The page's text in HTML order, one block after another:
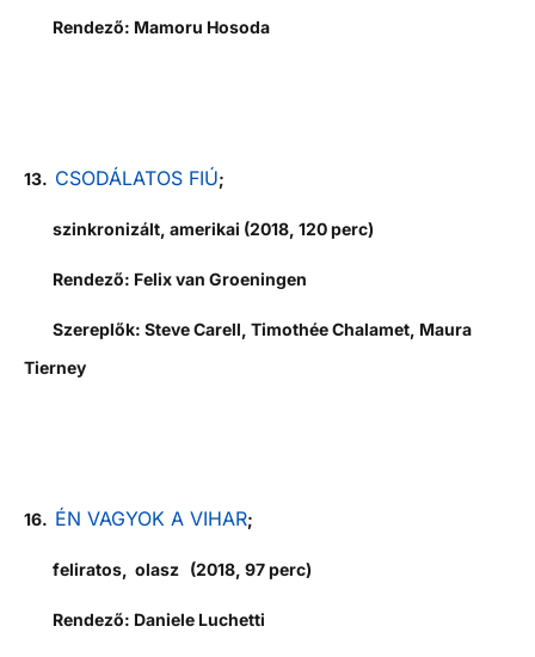
Rendező: Mamoru Hosoda
13. CSODÁLATOS FIÚ;
szinkronizált, amerikai (2018, 120 perc)
Rendező: Felix van Groeningen
Szereplők: Steve Carell, Timothée Chalamet, Maura
Tierney
16. ÉN VAGYOK A VIHAR;
feliratos, olasz (2018, 97 perc)
Rendező: Daniele Luchetti